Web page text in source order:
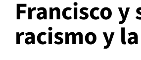
Francisco
racismo y